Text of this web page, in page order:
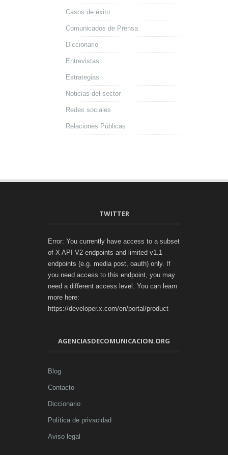
Casos de éxito
Comunicados de Prensa
Diccionario
Entrevistas
Estrategias
Noticias del sector
Redes sociales
Relaciones Públicas
TWITTER
Error: You currently have access to a subset
of X API V2 endpoints and limited v1.1
endpoints (e.g. media post, oauth) only. If
you need access to this endpoint, you may
need a different access level. You can learn
more here:
https://developer.x.com/en/portal/product
AGENCIASDECOMUNICACION.ORG
Blog
Contacto
Diccionario
Política de privacidad
Aviso legal